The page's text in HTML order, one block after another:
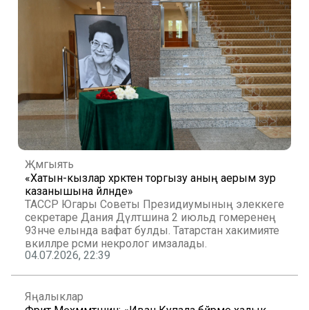
Җәмгыять
«Хатын-кызлар хәрәкәтен торгызу аның аерым зур
казанышына әйләнде»
ТАССР Югары Советы Президиумының элеккеге
секретаре Дания Дәүләтшина 2 июльдә гомеренең
93нче елында вафат булды. Татарстан хакимияте
вәкилләре рәсми некролог имзалады.
04.07.2026, 22:39
Яңалыклар